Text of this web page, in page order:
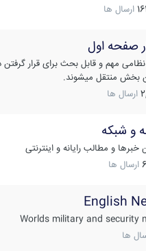
ارسال ها
صفحه اول
مهم و قابل بحث برای قرار گرفتن
بخش منتقل میشوند.
ارسال ها
و شبکه
و مطالب رایانه و اینترنتی
ها
English
Worlds military and
ها